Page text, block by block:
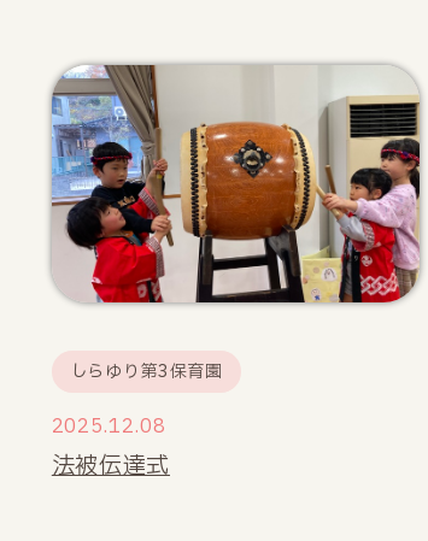
しらゆり第3保育園
2025.12.08
法被伝達式